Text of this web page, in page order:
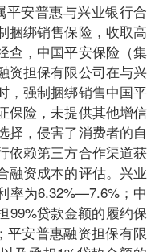
安普惠与兴业银行合
捆绑销售保险，收取高
查，中国平安保险（集
资担保有限公司在与兴
，强制捆绑销售中国平
保险，未提供其他增信
择，侵害了消费者的自
依赖第三方合作渠道获
融资成本的评估。兴业
率为6.32%—7.6%；中
99%贷款金额的履约保
平安普惠融资担保有限